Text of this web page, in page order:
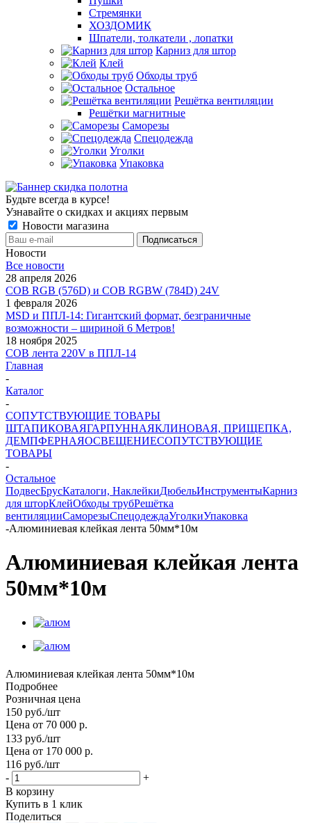
Стремянки
ХОЗДОМИК
Шпатели, толкатели , лопатки
Карниз для штор
Клей
Обходы труб
Остальное
Решётка вентиляции
Решётки магнитные
Саморезы
Спецодежда
Уголки
Упаковка
Будьте всегда в курсе!
Узнавайте о скидках и акциях первым
Новости магазина
Новости
Все новости
28 апреля 2026
COB RGB (576D) и COB RGBW (784D) 24V
1 февраля 2026
MSD и ППЛ-14: Гигантский формат, безграничные
возможности – шириной 6 Метров!
18 ноября 2025
COB лента 220V в ППЛ-14
Главная
-
Каталог
-
СОПУТСТВУЮЩИЕ ТОВАРЫ
ШТАПИКОВАЯГАРПУННАЯКЛИНОВАЯ, ПРИЩЕПКА,
ДЕМПФЕРНАЯОСВЕЩЕНИЕСОПУТСТВУЮЩИЕ
ТОВАРЫ
-
Остальное
ПодвесБрусКаталоги, НаклейкиДюбельИнструментыКарниз
для шторКлейОбходы трубРешётка
вентиляцииСаморезыСпецодеждаУголкиУпаковка
-Алюминиевая клейкая лента 50мм*10м
Алюминиевая клейкая лента
50мм*10м
Алюминиевая клейкая лента 50мм*10м
Подробнее
Розничная цена
150 руб./шт
Цена от 70 000 р.
133 руб./шт
Цена от 170 000 р.
116 руб./шт
-
+
В корзину
Купить в 1 клик
Поделиться